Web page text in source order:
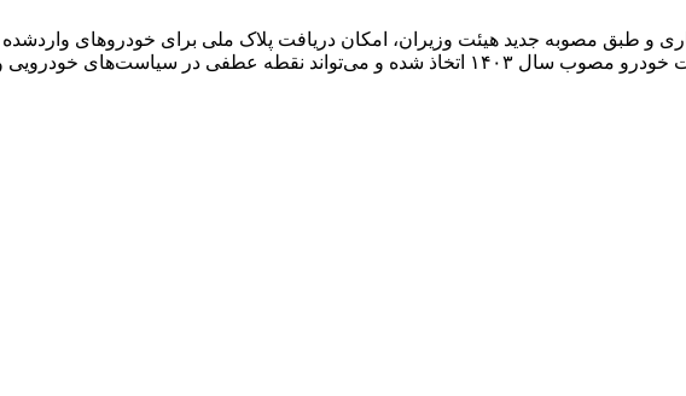
و طبق مصوبه جدید هیئت وزیران، امکان دریافت پلاک ملی برای خودروهای